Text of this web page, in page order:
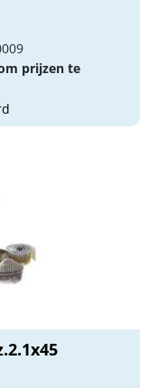
prijzen te